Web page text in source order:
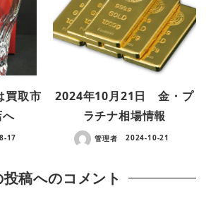
買取市
へ
17
2024年10月21日 金・プ
ラチナ相場情報
管理者 2024-10-21
投稿へのコメント